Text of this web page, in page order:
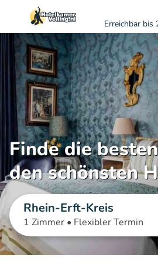
Erreichbar bis
Finde die
den schönsten
Rhein-Erft-Kreis
1 Zimmer • Flexibler Termin